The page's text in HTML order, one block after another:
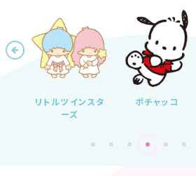
リトルツインスタ
ーズ
ポチャッコ